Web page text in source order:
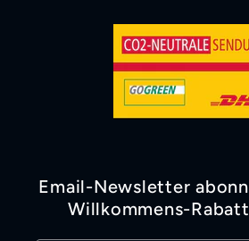
Email-Newsletter
Willkommens-